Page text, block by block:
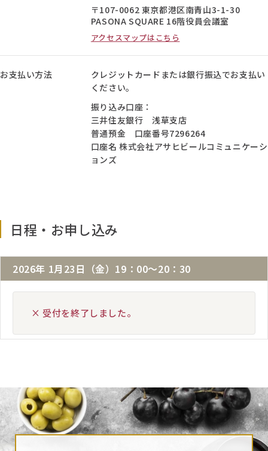
〒107-0062 東京都港区南青山3-1-30
PASONA SQUARE 16階役員会議室
アクセスマップはこちら
お支払い方法
クレジットカードまたは銀行振込でお支払い
ください。
振り込み口座：
三井住友銀行 浅草支店
普通預金 口座番号7296264
口座名 株式会社アサヒビールコミュニケーシ
ョンズ
日程・お申し込み
2026年 1月23日（金）19：00～20：30
× 受付を終了しました。